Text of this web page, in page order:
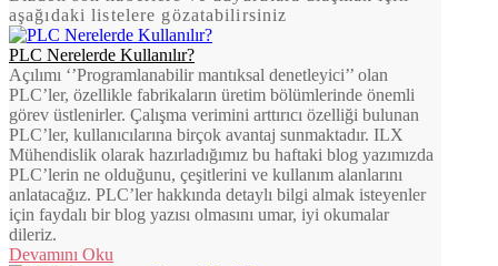
aşağıdaki listelere gözatabilirsiniz
PLC Nerelerde Kullanılır?
Açılımı ‘’Programlanabilir mantıksal denetleyici’’ olan
PLC’ler, özellikle fabrikaların üretim bölümlerinde önemli
görev üstlenirler. Çalışma verimini arttırıcı özelliği bulunan
PLC’ler, kullanıcılarına birçok avantaj sunmaktadır. ILX
Mühendislik olarak hazırladığımız bu haftaki blog yazımızda
PLC’lerin ne olduğunu, çeşitlerini ve kullanım alanlarını
anlatacağız. PLC’ler hakkında detaylı bilgi almak isteyenler
için faydalı bir blog yazısı olmasını umar, iyi okumalar
dileriz.
Devamını Oku